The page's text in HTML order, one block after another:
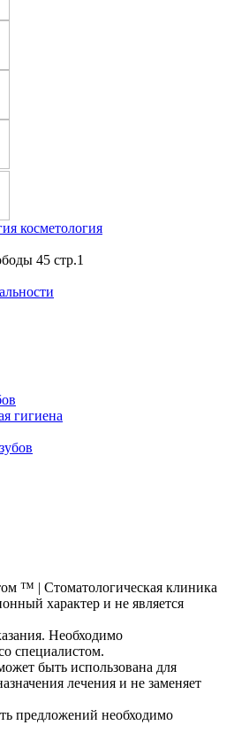
косметология
45 стр.1
гигиена
™ | Стоматологическая клиника
характер и не является
Необходимо
специалистом.
быть использована для
лечения и не заменяет
предложений необходимо